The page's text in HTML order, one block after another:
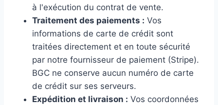
à l'exécution du contrat de vente.
Traitement des paiements : Vos
informations de carte de crédit sont
traitées directement et en toute sécurité
par notre fournisseur de paiement (Stripe).
BGC ne conserve aucun numéro de carte
de crédit sur ses serveurs.
Expédition et livraison : Vos coordonnées